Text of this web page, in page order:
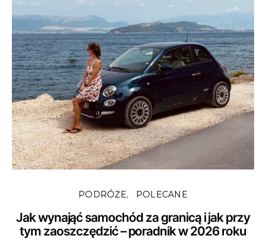
PODRÓŻE POLECANE
Jak wynająć samochód za granicą i jak przy
tym zaoszczędzić – poradnik w 2026 roku